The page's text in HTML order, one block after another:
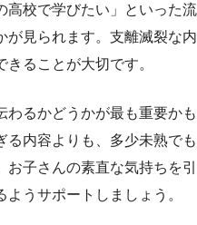
高校で学びたい」といった流
が見られます。支離滅裂な内
ることが大切です。
わるかどうかが最も重要かも
る内容よりも、多少未熟でも
子さんの素直な気持ちを引
うサポートしましょう。